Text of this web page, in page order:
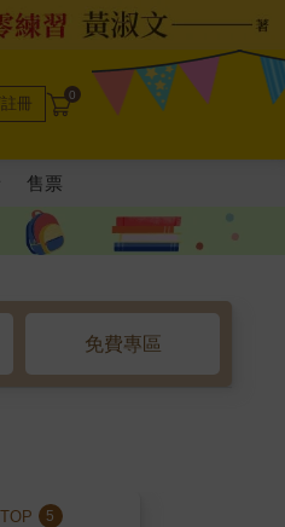
冊 0
售票
免費專區
TOP 5